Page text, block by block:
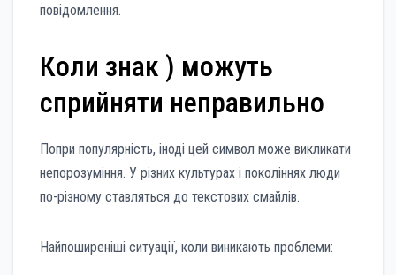
повідомлення.
Коли знак ) можуть
сприйняти неправильно
Попри популярність, іноді цей символ може викликати
непорозуміння. У різних культурах і поколіннях люди
по-різному ставляться до текстових смайлів.
Найпоширеніші ситуації, коли виникають проблеми: